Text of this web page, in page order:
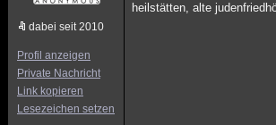
dabei seit 2010
Profil anzeigen
Private Nachricht
Link kopieren
Lesezeichen setzen
heilstätten, alte